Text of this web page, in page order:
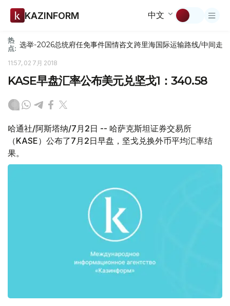
KAZINFORM 中文
热
点: 选举-2026总统府任免事件国情咨文跨里海国际运输路线/中间走廊
11:57, 02 7月 2018
KASE早盘汇率公布美元兑坚戈1：340.58
哈通社/阿斯塔纳/7月2日 -- 哈萨克斯坦证券交易所
（KASE）公布了7月2日早盘，坚戈兑换外币平均汇率结
果。